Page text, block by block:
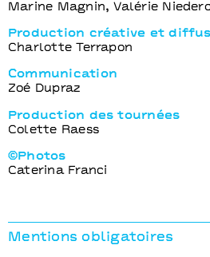
Marine Magnin, Valérie
Production créative et
Charlotte Terrapon
Communication
Zoé Dupraz
Production des tournées
Colette Raess
©Photos
Caterina Franci
Mentions obligatoires